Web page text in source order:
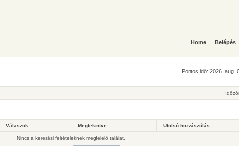
Home Belépés
Pontos idő: 2026. aug.
Válaszok Megtekintve Utolsó hozzászólás
Nincs a keresési feltételeknek megfelelő találat.